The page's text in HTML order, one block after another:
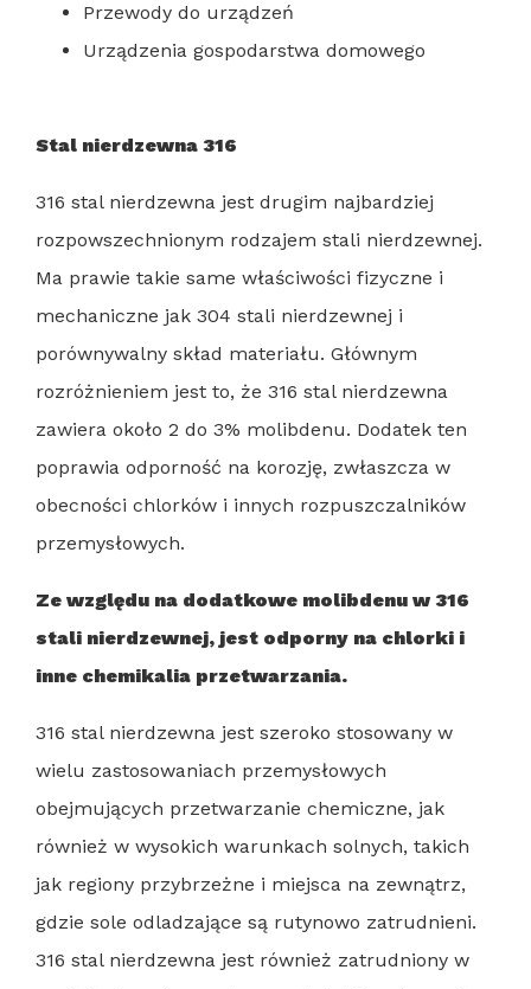
Przewody do urządzeń
Urządzenia gospodarstwa domowego
Stal nierdzewna 316
316 stal nierdzewna jest drugim najbardziej
rozpowszechnionym rodzajem stali nierdzewnej.
Ma prawie takie same właściwości fizyczne i
mechaniczne jak 304 stali nierdzewnej i
porównywalny skład materiału. Głównym
rozróżnieniem jest to, że 316 stal nierdzewna
zawiera około 2 do 3% molibdenu. Dodatek ten
poprawia odporność na korozję, zwłaszcza w
obecności chlorków i innych rozpuszczalników
przemysłowych.
Ze względu na dodatkowe molibdenu w 316
stali nierdzewnej, jest odporny na chlorki i
inne chemikalia przetwarzania.
316 stal nierdzewna jest szeroko stosowany w
wielu zastosowaniach przemysłowych
obejmujących przetwarzanie chemiczne, jak
również w wysokich warunkach solnych, takich
jak regiony przybrzeżne i miejsca na zewnątrz,
gdzie sole odladzające są rutynowo zatrudnieni.
316 stal nierdzewna jest również zatrudniony w